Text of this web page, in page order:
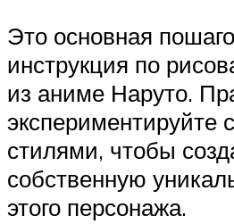
Это основная
инструкция по
из аниме Наруто.
экспериментируйте
стилями, чтобы
собственную
этого персонажа.